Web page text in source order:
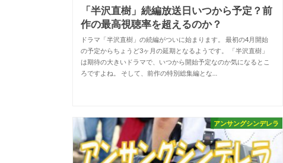
「半沢直樹」続編放送日いつから予定？前
作の最高視聴率を超えるのか？
ドラマ「半沢直樹」の続編がついに始まります。 最初の4月開始
の予定からちょうど3ヶ月の延期となるようです。 「半沢直樹」
は期待の大きいドラマで、いつから開始予定なのか気になるとこ
ろですよね。 そして、前作の特別総集編とな…
アンサングシンデレラ